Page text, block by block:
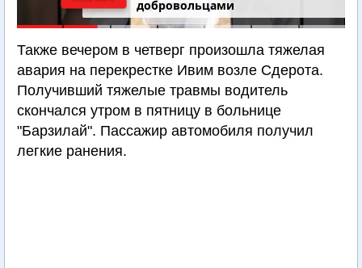
добровольцами
Также вечером в четверг произошла тяжелая
авария на перекрестке Ивим возле Сдерота.
Получивший тяжелые травмы водитель
скончался утром в пятницу в больнице
"Барзилай". Пассажир автомобиля получил
легкие ранения.